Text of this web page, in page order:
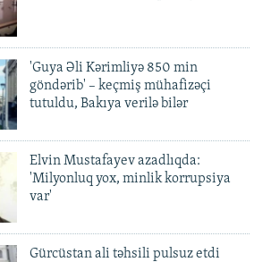
'Guya Əli Kərimliyə 850 min
göndərib' – keçmiş mühafizəçi
tutuldu, Bakıya verilə bilər
Elvin Mustafayev azadlıqda:
'Milyonluq yox, minlik korrupsiya
var'
Gürcüstan ali təhsili pulsuz etdi